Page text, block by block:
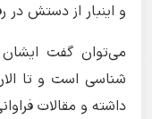
و اینبار از دستش در
می‌توان گفت
شناسی است و تا
داشته و مقالات